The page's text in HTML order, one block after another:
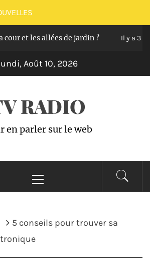
et les allées de jardin ? Il y a 3 ans
Août 10, 2026
RADIO
en parler sur le web
principal
5 conseils pour trouver sa